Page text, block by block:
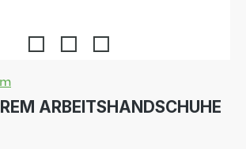
ARBEITSHANDSCHUHE